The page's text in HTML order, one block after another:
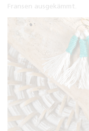
Fransen ausgekämmt.